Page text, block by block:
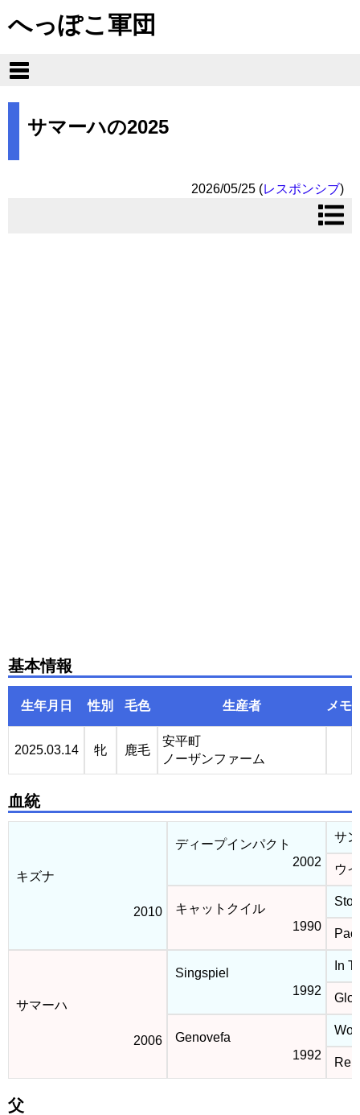
へっぽこ軍団
サマーハの2025
2026/05/25 (レスポンシブ)
基本情報
生年月日 性別 毛色 生産者 メモ
2025.03.14 牝 鹿毛
安平町
ノーザンファーム
血統
キズナ
2010
ディープインパクト
2002
サ
ウ
キャットクイル
1990
サマーハ
2006
Singspiel
1992
In
Genovefa
1992
父